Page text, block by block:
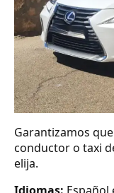
Garantizamos
conductor o taxi
elija.